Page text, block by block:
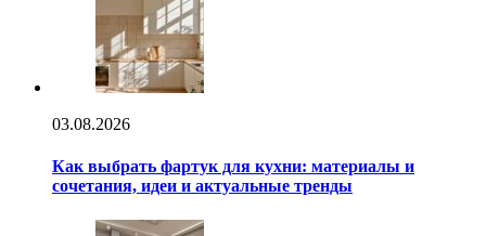
03.08.2026
Как выбрать фартук для кухни: материалы и
сочетания, идеи и актуальные тренды